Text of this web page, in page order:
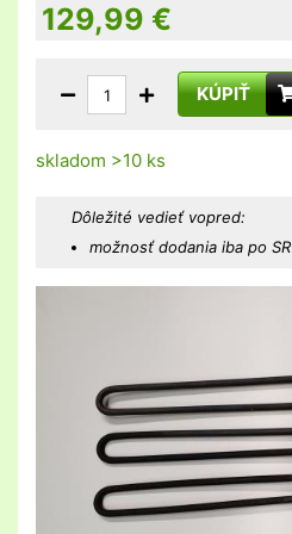
129,99 €
KÚPIŤ
skladom >10 ks
Dôležité vedieť vopred:
možnosť dodania iba po SR